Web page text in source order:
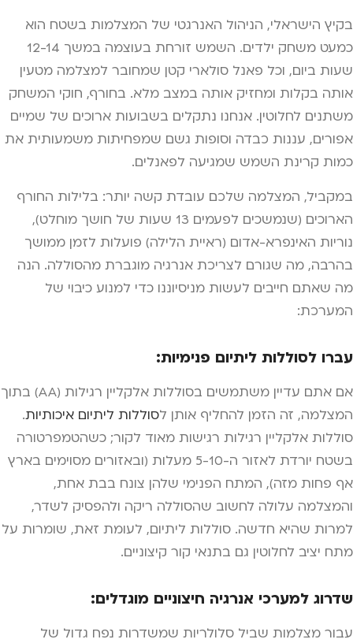
בקיץ הישראלי, הניהול האנרגטי של המצלמות בשטח הוא
כמעט משחק ילדים. השמש זורחת בעוצמה במשך 12-14
שעות ביום, וכל פאנל סולארי קטן שמחובר למצלמה מטעין
אותה בקלות ומחזיק אותה במצב מלא. בחורף, חוקי המשחק
משתנים לחלוטין. אנחנו נתקלים בשבועות ארוכים של שמיים
אפורים, עננות כבדה וסופות גשם שמפחיתות משמעותית את
כמות קרינת השמש שמגיעה לפאנלים.
במקביל, המצלמה שלכם עובדת קשה יותר: בלילות החורף
הארוכים (שנמשכים לפעמים 13 שעות של חושך מוחלט),
נוריות האינפרא-אדום (ראיית הלילה) פועלות לזמן ממושך
בהרבה, מה שגורם לצריכת אנרגיה מוגברת מהסוללה. הנה
מה שאתם חייבים לעשות מניסיוננו כדי למנוע כיבוי של
המערכת:
עברו לסוללות ליתיום פנימיות:
אם אתם עדיין משתמשים בסוללות אלקליין רגילות (AA) בתוך
המצלמה, זה הזמן להחליף אותן לסוללות ליתיום איכותיות.
סוללות אלקליין רגילות רגישות מאוד לקור; כשהטמפרטורה
בשטח יורדת לאזור ה-5-10 מעלות (ובאזורים מסוימים בארץ
אף פחות מזה), המתח הפנימי שלהן צונח בבת אחת,
והמצלמה עלולה לחשוב שהסוללה ריקה ולהפסיק לשדר,
למרות שהיא חדשה. סוללות ליתיום, לעומת זאת, שומרות על
מתח יציב לחלוטין גם בתנאי קור קיצוניים.
שדרוג למערכי אנרגיה חיצוניים מוגדלים:
עבור מצלמות שביל סלולריות שמשדרות נפח גדול של